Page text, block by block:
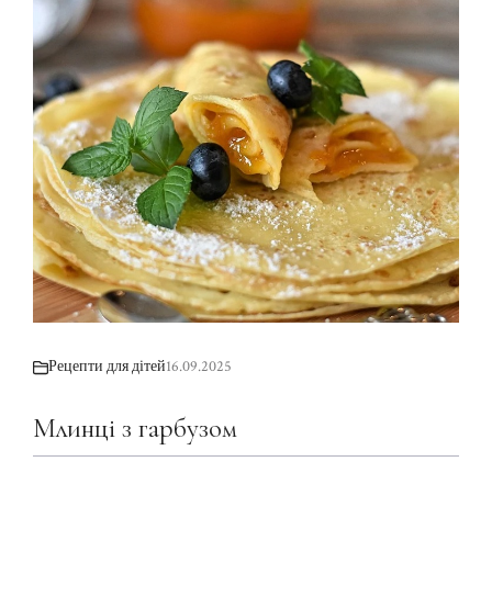
Рецепти для дітей16.09.2025
Млинці з гарбузом